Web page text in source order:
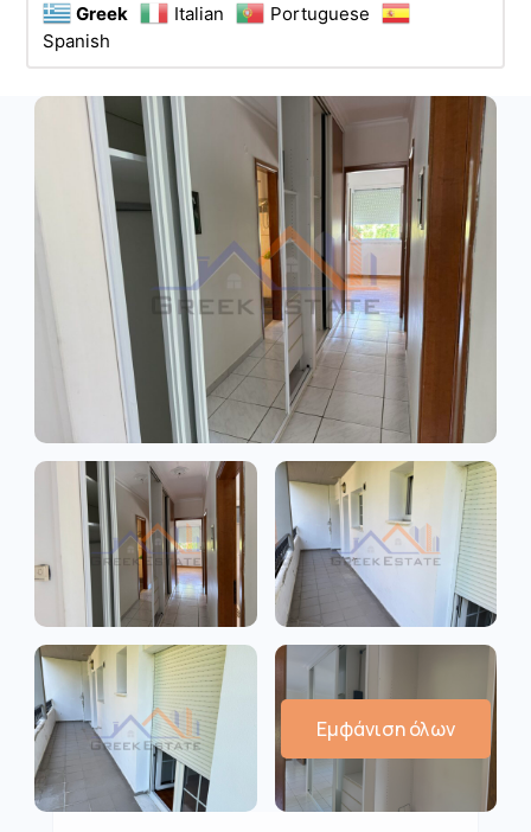
Greek
Italian
Portuguese
Spanish
Εμφάνιση όλων